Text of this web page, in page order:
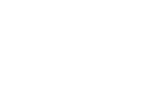
lainaa jopa 10 000 euroa
ja tiedät aina lainaa
sovitussa